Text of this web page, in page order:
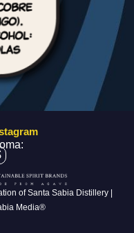
of Santa Sabia Distillery |
Media®